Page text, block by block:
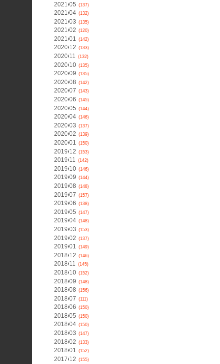
2021/05 (137)
2021/04 (132)
2021/03 (135)
2021/02 (120)
2021/01 (142)
2020/12 (133)
2020/11 (132)
2020/10 (135)
2020/09 (135)
2020/08 (142)
2020/07 (143)
2020/06 (145)
2020/05 (144)
2020/04 (146)
2020/03 (137)
2020/02 (139)
2020/01 (150)
2019/12 (153)
2019/11 (142)
2019/10 (146)
2019/09 (144)
2019/08 (148)
2019/07 (157)
2019/06 (138)
2019/05 (147)
2019/04 (148)
2019/03 (153)
2019/02 (137)
2019/01 (149)
2018/12 (146)
2018/11 (145)
2018/10 (152)
2018/09 (148)
2018/08 (156)
2018/07 (111)
2018/06 (150)
2018/05 (150)
2018/04 (150)
2018/03 (147)
2018/02 (133)
2018/01 (152)
2017/12 (155)